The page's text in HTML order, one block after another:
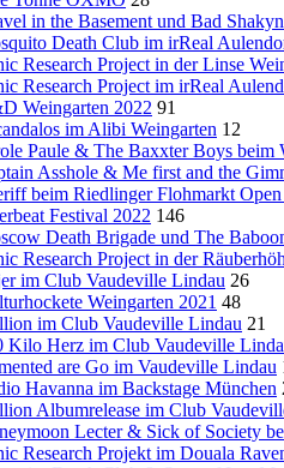
in the Basement und Bad
Death Club im irReal
Research Project in der Linse
Research Project im irReal
Weingarten 2022 91
im Alibi Weingarten 12
Paule & The Baxxter Boys beim
Asshole & Me first and the
beim Riedlinger Flohmarkt
Festival 2022 146
Death Brigade und The
Research Project in der
im Club Vaudeville Lindau 26
Weingarten 2021 48
im Club Vaudeville Lindau 21
Kilo Herz im Club Vaudeville
are Go im Vaudeville Lindau
Havanna im Backstage München
Albumrelease im Club
Lecter & Sick of Society
Research Projekt im Douala